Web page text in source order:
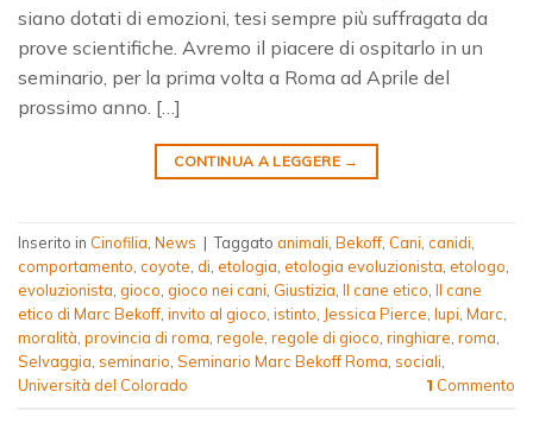
siano dotati di emozioni, tesi sempre più suffragata da
prove scientifiche. Avremo il piacere di ospitarlo in un
seminario, per la prima volta a Roma ad Aprile del
prossimo anno. […]
CONTINUA A LEGGERE →
Inserito in Cinofilia News | Taggato animali Bekoff Cani canidi
comportamento coyote di etologia etologia evoluzionista etologo
evoluzionista gioco gioco nei cani Giustizia Il cane etico Il cane
etico di Marc Bekoff invito al gioco istinto Jessica Pierce lupi Marc
moralità provincia di roma regole regole di gioco ringhiare roma
Selvaggia seminario Seminario Marc Bekoff Roma sociali
Università del Colorado
1 Commento